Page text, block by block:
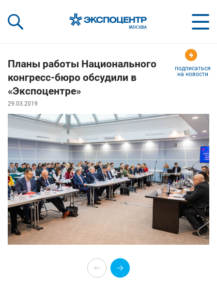
Shows:
a Key to Your Success
выставки вашего
подписаться
на новости
Планы работы Национального
конгресс-бюро обсудили в
«Экспоцентре»
29.03.2019